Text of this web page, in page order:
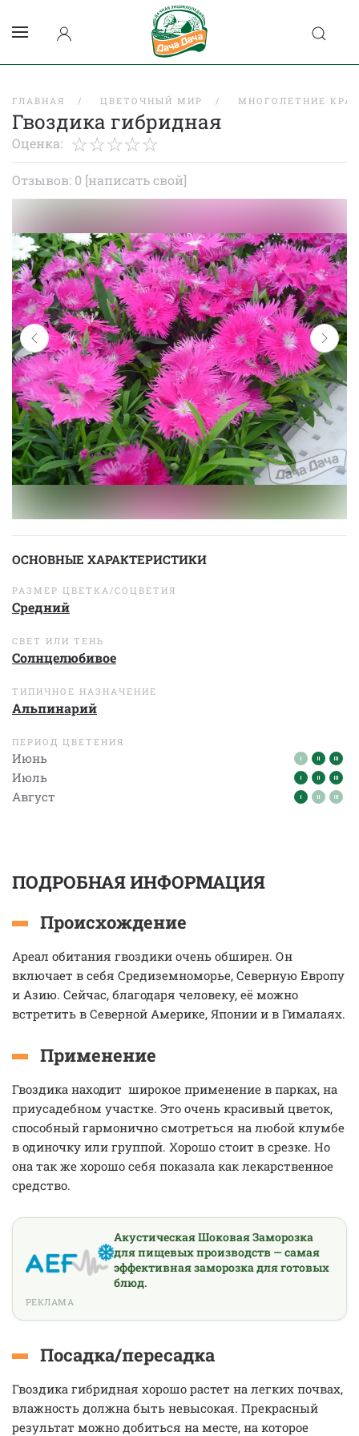
ГЛАВНАЯ ЦВЕТОЧНЫЙ МИР МНОГОЛЕТНИЕ
Гвоздика гибридная
Оценка:
Отзывов: 0 [написать свой]
ОСНОВНЫЕ ХАРАКТЕРИСТИКИ
РАЗМЕР ЦВЕТКА/СОЦВЕТИЯ
Средний
СВЕТ ИЛИ ТЕНЬ
Солнцелюбивое
ТИПИЧНОЕ НАЗНАЧЕНИЕ
Альпинарий
ПЕРИОД ЦВЕТЕНИЯ
Июнь
Июль
Август
ПОДРОБНАЯ ИНФОРМАЦИЯ
Происхождение
Ареал обитания гвоздики очень обширен. Он
включает в себя Средиземноморье, Северную Европу
и Азию. Сейчас, благодаря человеку, её можно
встретить в Северной Америке, Японии и в Гималаях.
Применение
Гвоздика находит широкое применение в парках, на
приусадебном участке. Это очень красивый цветок,
способный гармонично смотреться на любой клумбе
в одиночку или группой. Хорошо стоит в срезке. Но
она так же хорошо себя показала как лекарственное
средство.
Акустическая Шоковая Заморозка
для пищевых производств — самая
эффективная заморозка для готовых
блюд.
РЕКЛАМА
Посадка/пересадка
Гвоздика гибридная хорошо растет на легких почвах,
влажность должна быть невысокая. Прекрасный
результат можно добиться на месте, на которое